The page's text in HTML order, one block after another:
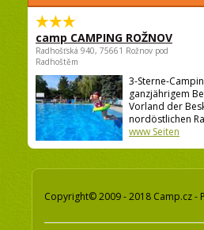
camp CAMPING ROŽNOV
Radhošťská 940, 75661 Rožnov pod
Radhoštěm
3-Sterne-
ganzjährigem
Vorland der
nordöstlichen
www Seiten
Copyright© 2009 - 2018 Camp.cz -